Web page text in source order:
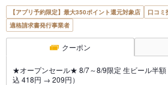
【アプリ予約限定】最大350ポイント還元対象店
口コミ
適格請求書発行事業者
クーポン
★オープンセール★ 8/7～8/9限定 生ビール半
込 418円 → 209円）